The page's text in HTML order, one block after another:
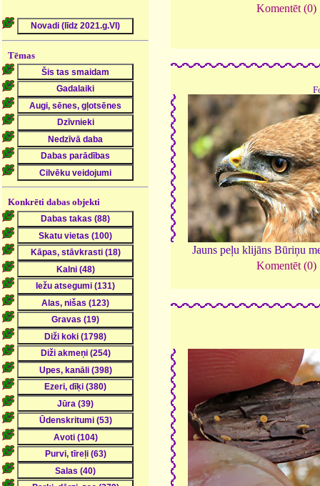
Tēmas
Konkrēti dabas objekti
Komentēt (0)
Jauns peļu klijāns Būriņu
Komentēt (0)